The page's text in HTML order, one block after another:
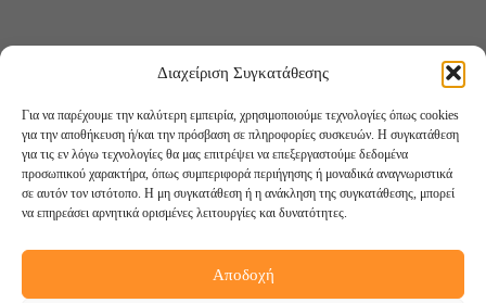
Διαχείριση Συγκατάθεσης
Για να παρέχουμε την καλύτερη εμπειρία, χρησιμοποιούμε τεχνολογίες όπως cookies
για την αποθήκευση ή/και την πρόσβαση σε πληροφορίες συσκευών. Η συγκατάθεση
για τις εν λόγω τεχνολογίες θα μας επιτρέψει να επεξεργαστούμε δεδομένα
προσωπικού χαρακτήρα, όπως συμπεριφορά περιήγησης ή μοναδικά αναγνωριστικά
σε αυτόν τον ιστότοπο. Η μη συγκατάθεση ή η ανάκληση της συγκατάθεσης, μπορεί
να επηρεάσει αρνητικά ορισμένες λειτουργίες και δυνατότητες.
Αποδοχή